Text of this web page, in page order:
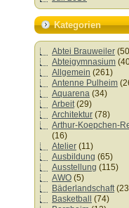
Kategorien
Abtei Brauweiler
Abteigymnasium
Allgemein (261)
Antenne Pulheim
Aquarena (34)
Arbeit(29)
Architektur (78)
Arthur-Koepchen-
(16)
Atelier (11)
Ausbildung (65)
Ausstellung (115)
AWO (5)
Bäderlandschaft
Basketball
(74)